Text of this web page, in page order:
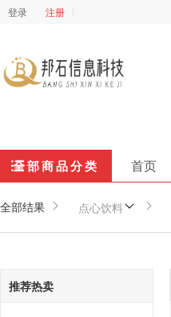
登录 注册
全部商品分类 首页
全部结果 点心饮料
推荐热卖